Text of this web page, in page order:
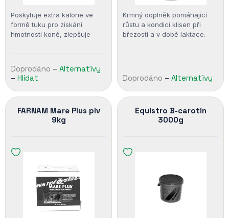
Poskytuje extra kalorie ve
formě tuku pro získání
hmotnosti koně, zlepšuje
pro vyšší výkon bez rizika
Doprodáno – Alternativy
– Hlídat
Krmný doplněk pomáhající
růstu a kondici klisen při
březosti a v době laktace.
Doprodáno – Alternativy
FARNAM Mare Plus plv
9kg
Equistro B-carotin
3000g